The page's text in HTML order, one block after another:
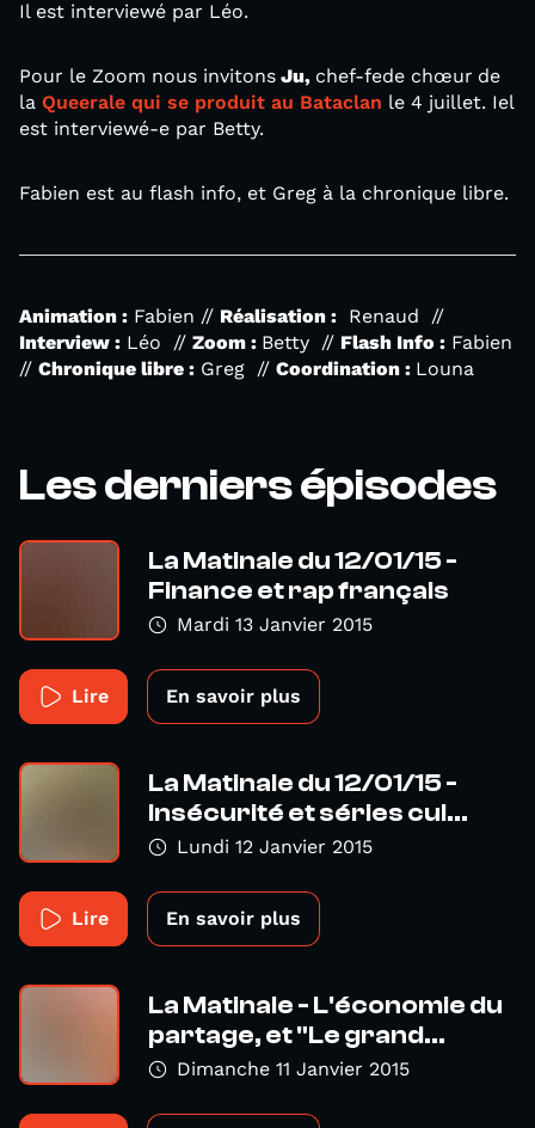
Il est interviewé par Léo.
Pour le Zoom nous invitons Ju, chef-fede chœur de
la Queerale qui se produit au Bataclan le 4 juillet. Iel
est interviewé-e par Betty.
Fabien est au flash info, et Greg à la chronique libre.
Animation : Fabien // Réalisation : Renaud //
Interview : Léo // Zoom : Betty // Flash Info : Fabien
// Chronique libre : Greg // Coordination : Louna
Les derniers épisodes
La Matinale du 12/01/15 -
Finance et rap français
Mardi 13 Janvier 2015
Lire En savoir plus
La Matinale du 12/01/15 -
Insécurité et séries cul...
Lundi 12 Janvier 2015
Lire En savoir plus
La Matinale - L'économie du
partage, et "Le grand...
Dimanche 11 Janvier 2015